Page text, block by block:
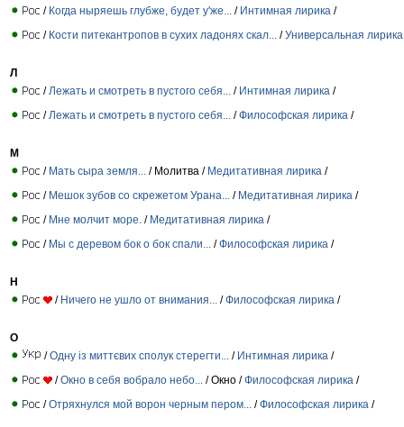
/ Когда ныряешь глубже, будет у'же... / Интимная лирика /
/ Кости питекантропов в сухих ладонях скал... /Универсальная лирика
Л
/ Лежать и смотреть в пустого себя... / Интимная лирика /
/ Лежать и смотреть в пустого себя... /Философская лирика /
М
/ Мать сыра земля... / Молитва / Медитативная лирика /
/ Мешок зубов со скрежетом Урана... / Медитативная лирика /
/ Мне молчит море. / Медитативная лирика /
/ Мы с деревом бок о бок спали... /Философская лирика /
Н
/ Ничего не ушло от внимания... /Философская лирика /
О
/Одну із миттєвих сполук стерегти... / Интимная лирика /
/Окно в себя вобрало небо... / Окно /Философская лирика /
/Отряхнулся мой ворон черным пером... /Философская лирика /